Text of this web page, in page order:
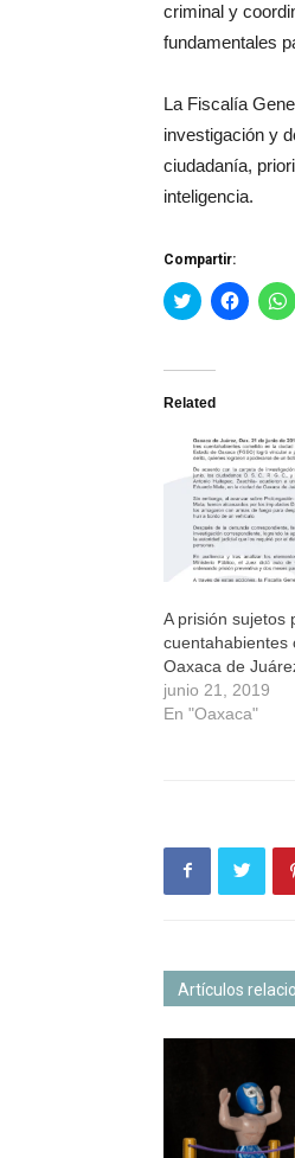
criminal y
fundamentales
La Fiscalía
investigación y
ciudadanía,
inteligencia.
Compartir:
Haz
clic
Twitter
abre
una
ventana
nueva)
Haz
clic
una
nueva)
Related
A prisión sujetos
cuentahabientes
Oaxaca de
junio 21, 2019
En "Oaxaca"
Artículos